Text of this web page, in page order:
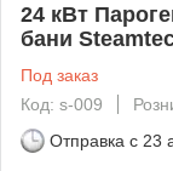
24 кВт
бани
Под заказ
Код: s-009
Отправка с 23